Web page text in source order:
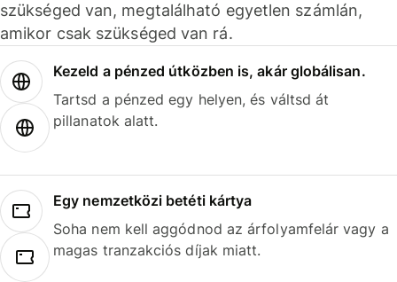
szükséged van, megtalálható egyetlen számlán,
amikor csak szükséged van rá.
Kezeld a pénzed útközben is, akár globálisan.
Tartsd a pénzed egy helyen, és váltsd át
pillanatok alatt.
Egy nemzetközi betéti kártya
Soha nem kell aggódnod az árfolyamfelár vagy a
magas tranzakciós díjak miatt.